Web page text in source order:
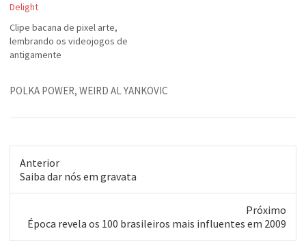
Delight
Clipe bacana de pixel arte,
lembrando os videojogos de
antigamente
POLKA POWER, WEIRD AL YANKOVIC
Anterior
Post
anterior:
Saiba dar nós em gravata
Próximo
Próximo
post:
Época revela os 100 brasileiros mais influentes em 2009